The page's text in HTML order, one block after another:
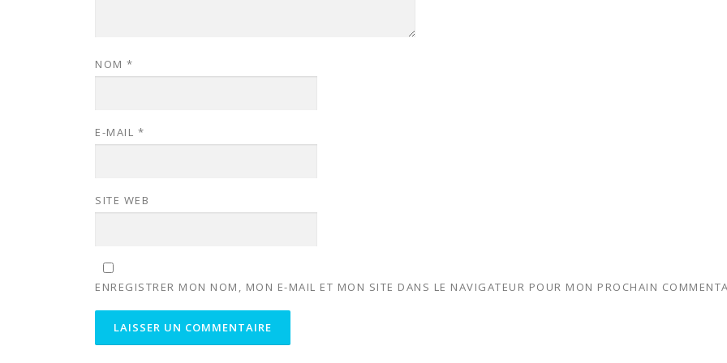
NOM *
E-MAIL *
SITE WEB
ENREGISTRER MON NOM, MON E-MAIL ET MON SITE DANS LE NAVIGATEUR POUR MON PROCHAIN